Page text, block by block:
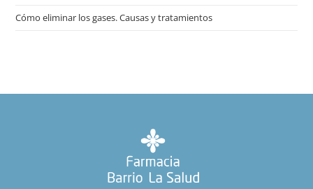
Cómo eliminar los gases. Causas y tratamientos